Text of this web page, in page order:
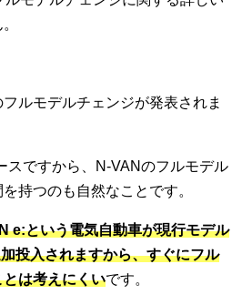
ルモデルチェンジが発表されま
スですから、N-VANのフルモデル
持つのも自然なことです。
e:という電気自動車が現行モデル
投入されますから、すぐにフル
は考えにくいです。